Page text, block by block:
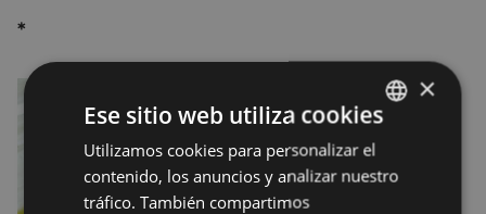
*
BASQUE
SPANISH
×
Ese sitio web utiliza cookies
Utilizamos cookies para personalizar el
contenido, los anuncios y analizar nuestro
tráfico. También compartimos